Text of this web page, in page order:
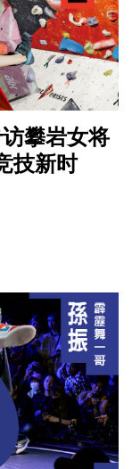
攀岩女将
技新时